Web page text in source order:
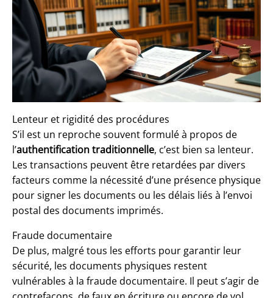
Lenteur et rigidité des procédures
S’il est un reproche souvent formulé à propos de
l’authentification traditionnelle, c’est bien sa lenteur.
Les transactions peuvent être retardées par divers
facteurs comme la nécessité d’une présence physique
pour signer les documents ou les délais liés à l’envoi
postal des documents imprimés.
Fraude documentaire
De plus, malgré tous les efforts pour garantir leur
sécurité, les documents physiques restent
vulnérables à la fraude documentaire. Il peut s’agir de